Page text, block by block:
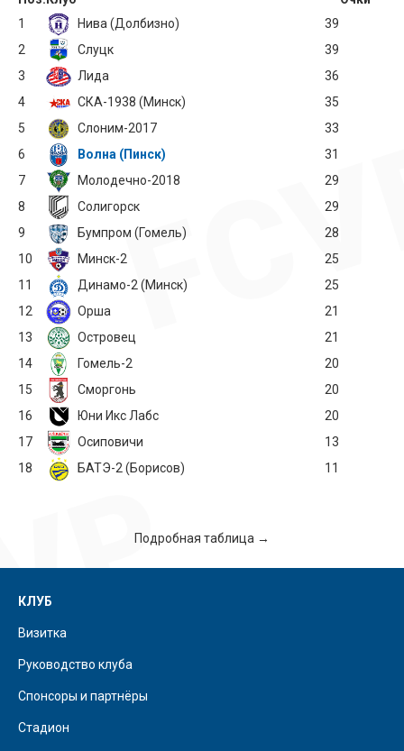
1
Нива (Долбизно)
39
2
Слуцк
39
3
Лида
36
4
СКА-1938 (Минск)
35
5
Слоним-2017
33
6
Волна (Пинск)
31
7
Молодечно-2018
29
8
Солигорск
29
9
Бумпром (Гомель)
28
10
Минск-2
25
11
Динамо-2 (Минск)
25
12
Орша
21
13
Островец
21
14
Гомель-2
20
15
Сморгонь
20
16
Юни Икс Лабс
20
17
Осиповичи
13
18
БАТЭ-2 (Борисов) 11
Подробная таблица →
КЛУБ
Визитка
Руководство клуба
Спонсоры и партнёры
Стадион